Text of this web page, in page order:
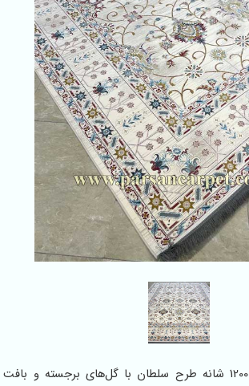
فروش اینترنتی فرش 1200 شانه طرح سلطان با گل‌های برجسته و بافت